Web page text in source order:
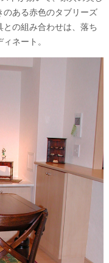
のある赤色のタブリーズ
の組み合わせは、落ち
ネート。